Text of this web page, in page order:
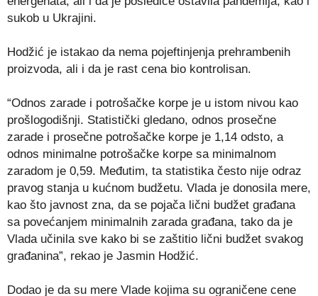
sukob u Ukrajini.
Hodžić je istakao da nema pojeftinjenja prehrambenih
proizvoda, ali i da je rast cena bio kontrolisan.
“Odnos zarade i potrošačke korpe je u istom nivou kao
prošlogodišnji. Statistički gledano, odnos prosečne
zarade i prosečne potrošačke korpe je 1,14 odsto, a
odnos minimalne potrošačke korpe sa minimalnom
zaradom je 0,59. Međutim, ta statistika često nije odraz
pravog stanja u kućnom budžetu. Vlada je donosila mere,
kao što javnost zna, da se pojača lični budžet građana
sa povećanjem minimalnih zarada građana, tako da je
Vlada učinila sve kako bi se zaštitio lični budžet svakog
građanina”, rekao je Jasmin Hodžić.
Dodao je da su mere Vlade kojima su ograničene cene